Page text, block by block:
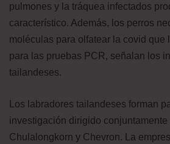
pulmones y la tráquea infectados
característico. Además, los perros
moléculas para olfatear la covid que
para las pruebas PCR, señalan los
tailandeses.
Los labradores tailandeses forman
investigación dirigido
Chulalongkorn y Chevron. La